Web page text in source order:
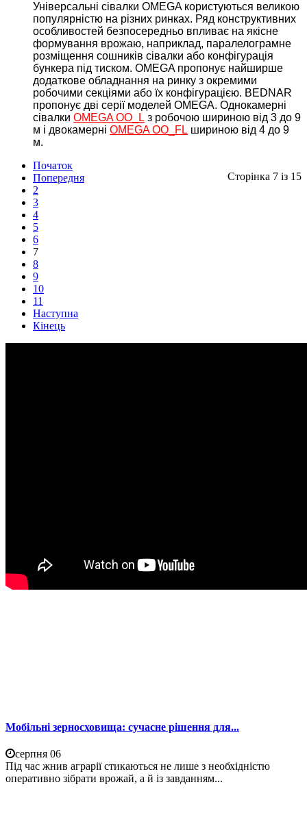
Універсальні сівалки OMEGA користуються великою
популярністю на різних ринках. Ряд конструктивних
особливостей безпосередньо впливає на якісне
формування врожаю, наприклад, паралелограмне
розміщення сошників сівалки або конфігурація
бункера під тиском. OMEGA пропонує найширше
додаткове обладнання на ринку з окремими
робочими секціями або їх конфігурацією. BEDNAR
пропонує дві серії моделей OMEGA. Однокамерні
сівалки OMEGA OO_L з робочою шириною від 3 до 9
м і двокамерні OMEGA OO_FL шириною від 4 до 9
м.
Сторінка 7 із 15
Початок
Попередня
2
3
4
5
6
7
8
9
10
11
Наступна
Кінець
Мобільні зерносховища: сучасне рішення для...
серпня 06
Під час жнив аграрії стикаються не лише з необхідністю
оперативно зібрати врожай, а й із завданням...